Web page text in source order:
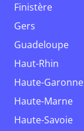
Finistère
Gers
Guadeloupe
Haut-Rhin
Haute-Garonne
Haute-Marne
Haute-Savoie